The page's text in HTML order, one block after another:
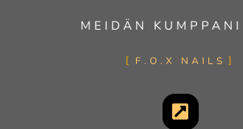
MEIDÄN
F.O.X NAILS